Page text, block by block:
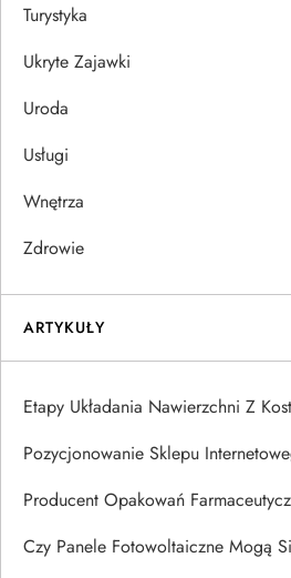
Turystyka
Ukryte Zajawki
Uroda
Usługi
Wnętrza
Zdrowie
ARTYKUŁY
Etapy Układania Nawierzchni Z
Pozycjonowanie Sklepu
Producent Opakowań
Czy Panele Fotowoltaiczne Mogą